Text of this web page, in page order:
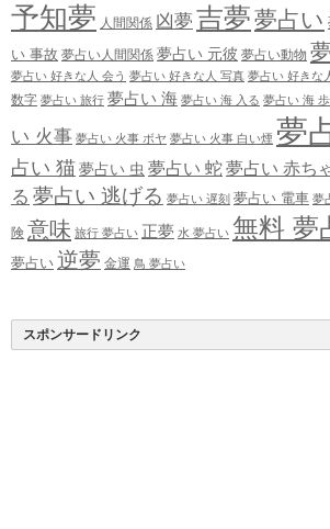
予知夢 人間関係 凶夢 吉夢夢占い
い 事故 夢占い人間関係 夢占い 元彼 夢占い動物
夢占い 好きな人 会う 夢占い 好きな人 写真 夢占い 好きな
数字 夢占い 旅行 夢占い 海 夢占い 海 入る 夢占い 海 歩
い 火事 夢占い 火事 ボヤ 夢占い 火事 白い煙 夢
占い 猫夢占い 虫 夢占い 蛇夢占い 赤ち
る 夢占い 逃げる 夢占い 遅刻 夢占い 電車 夢
険 意味 旅行 夢占い 正夢 水 夢占い 無料 夢
夢占い 逆夢 金運 鳥 夢占い
スポンサードリンク